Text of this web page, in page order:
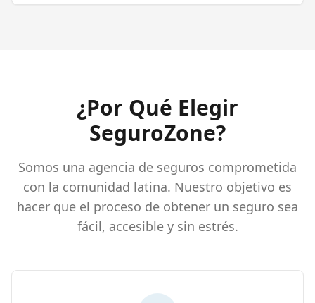
¿Por Qué Elegir
SeguroZone?
Somos una agencia de seguros comprometida
con la comunidad latina. Nuestro objetivo es
hacer que el proceso de obtener un seguro sea
fácil, accesible y sin estrés.